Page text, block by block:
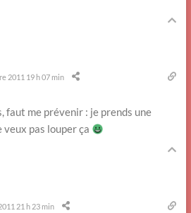
2011 19 h 07 min
faut me prévenir : je prends une
veux pas louper ça
21 h 23 min